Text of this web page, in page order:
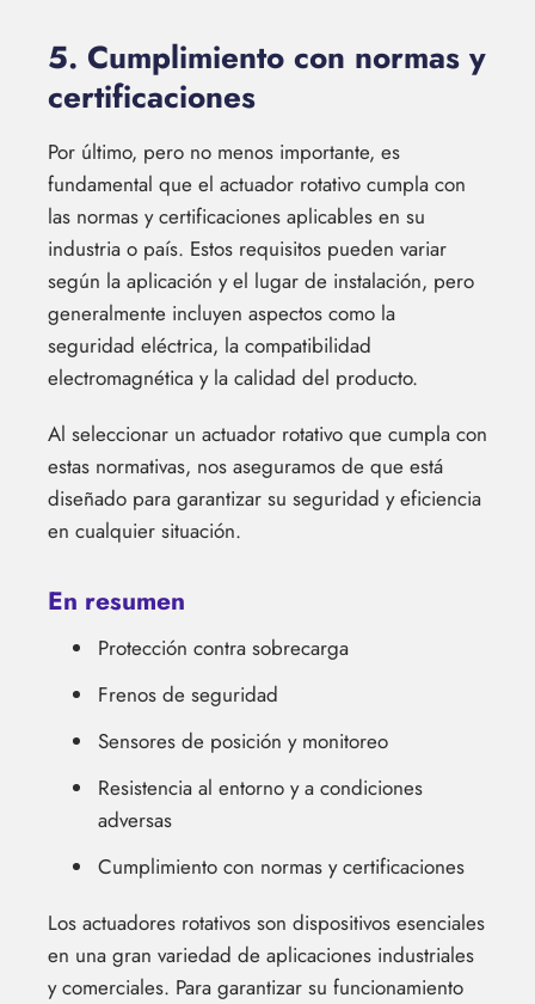
5. Cumplimiento con normas y
certificaciones
Por último, pero no menos importante, es
fundamental que el actuador rotativo cumpla con
las normas y certificaciones aplicables en su
industria o país. Estos requisitos pueden variar
según la aplicación y el lugar de instalación, pero
generalmente incluyen aspectos como la
seguridad eléctrica, la compatibilidad
electromagnética y la calidad del producto.
Al seleccionar un actuador rotativo que cumpla con
estas normativas, nos aseguramos de que está
diseñado para garantizar su seguridad y eficiencia
en cualquier situación.
En resumen
Protección contra sobrecarga
Frenos de seguridad
Sensores de posición y monitoreo
Resistencia al entorno y a condiciones
adversas
Cumplimiento con normas y certificaciones
Los actuadores rotativos son dispositivos esenciales
en una gran variedad de aplicaciones industriales
y comerciales. Para garantizar su funcionamiento